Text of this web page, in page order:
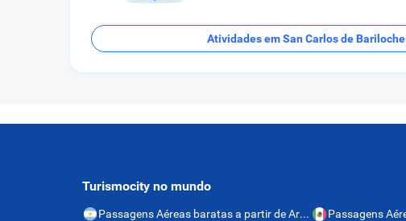
Atividades em San Carlos de Bariloche
Turismocity no mundo
Passagens Aéreas baratas a partir de Argentina